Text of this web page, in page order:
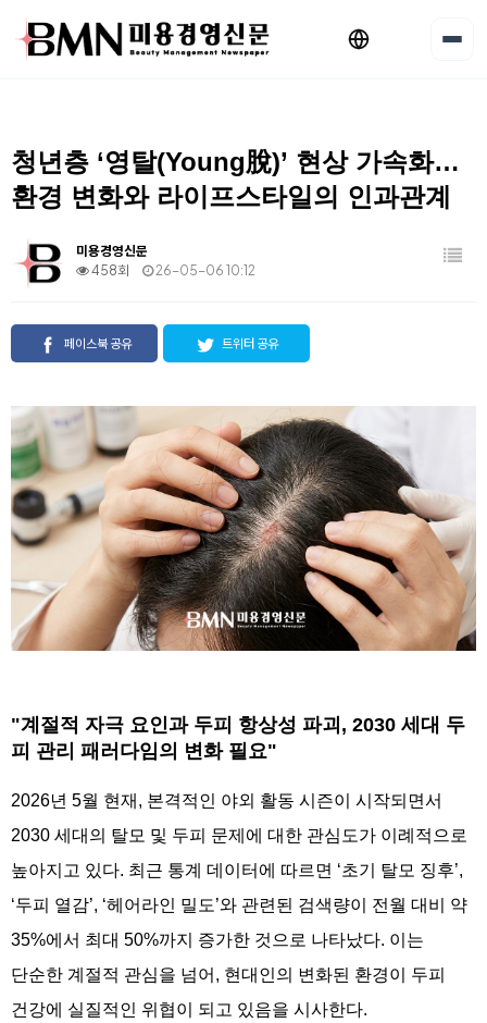
청년층 ‘영탈(Young脫)’ 현상 가속화…
환경 변화와 라이프스타일의 인과관계
미용경영신문
458회
26-05-06 10:12
페이스북 공유 트위터 공유
"계절적 자극 요인과 두피 항상성 파괴, 2030 세대 두
피 관리 패러다임의 변화 필요"
2026년 5월 현재, 본격적인 야외 활동 시즌이 시작되면서
2030 세대의 탈모 및 두피 문제에 대한 관심도가 이례적으로
높아지고 있다. 최근 통계 데이터에 따르면 ‘초기 탈모 징후’,
‘두피 열감’, ‘헤어라인 밀도’와 관련된 검색량이 전월 대비 약
35%에서 최대 50%까지 증가한 것으로 나타났다. 이는
단순한 계절적 관심을 넘어, 현대인의 변화된 환경이 두피
건강에 실질적인 위협이 되고 있음을 시사한다.